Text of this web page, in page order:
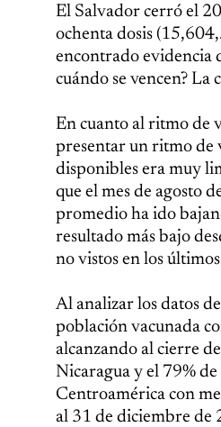
El Salvador cerró el
ochenta dosis
encontrado evidencia
cuándo se vencen? La
En cuanto al ritmo de
presentar un ritmo de
disponibles era muy
que el mes de agosto
promedio ha ido
resultado más bajo
no vistos en los últimos
Al analizar los datos
población vacunada
alcanzando al cierre
Nicaragua y el 79%
Centroamérica con
al 31 de diciembre de